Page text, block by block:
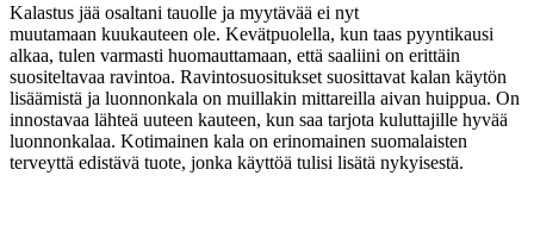
Kalastus jää osaltani tauolle ja myytävää ei nyt
muutamaan kuukauteen ole. Kevätpuolella, kun taas pyyntikausi
alkaa, tulen varmasti huomauttamaan, että saaliini on erittäin
suositeltavaa ravintoa. Ravintosuositukset suosittavat kalan käytön
lisäämistä ja luonnonkala on muillakin mittareilla aivan huippua. On
innostavaa lähteä uuteen kauteen, kun saa tarjota kuluttajille hyvää
luonnonkalaa. Kotimainen kala on erinomainen suomalaisten
terveyttä edistävä tuote, jonka käyttöä tulisi lisätä nykyisestä.